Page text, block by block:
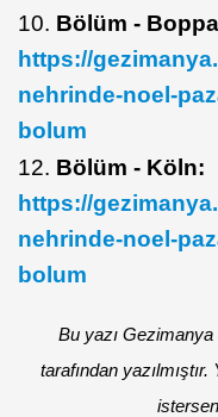
10. Bölüm -
https://
nehrinde-noel-
bolum
12. Bölüm - Köln:
https://
nehrinde-noel-
bolum
Bu yazı
tarafından